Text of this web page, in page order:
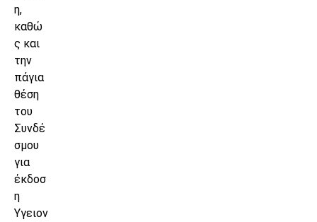
η,
καθώ
ς και
την
πάγια
θέση
του
Συνδέ
σμου
για
έκδοσ
η
Υγειον